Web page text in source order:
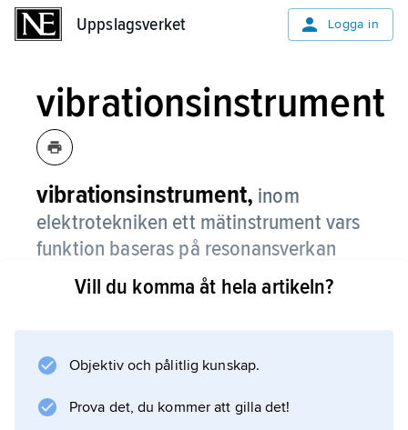
Uppslagsverket Logga in
vibrationsinstrument
vibrationsinstrument, inom
elektrotekniken ett mätinstrument vars
funktion baseras på resonansverkan
mellan ett mekaniskt svängande system
och krafter som genererats av
magnetisk väg.
Det vanligaste vibrationsinstrumentet är
tungfrekvensmetern
Vill du komma åt hela artikeln?
Objektiv och pålitlig kunskap.
Prova det, du kommer att gilla det!